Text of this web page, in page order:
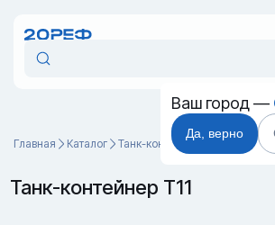
Ваш город —
Да, верно
Главная Каталог Танк-контейнеры Танк-
Танк-контейнер Т11